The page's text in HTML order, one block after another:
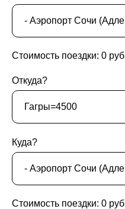
Стоимость поездки: 0 руб
Откуда?
Куда?
Стоимость поездки: 0 руб